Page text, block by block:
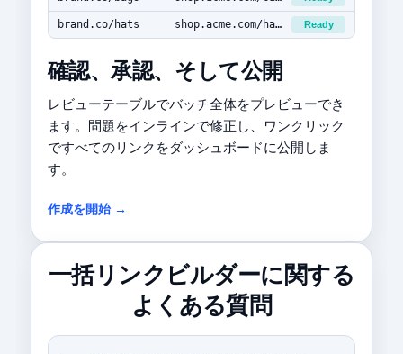
brand.co/hats shop.acme.com/hats Ready
確認、承認、そして公開
レビューテーブルでバッチ全体をプレビューでき
ます。問題をインラインで修正し、ワンクリック
ですべてのリンクをダッシュボードに公開しま
す。
作成を開始 →
一括リンクビルダーに関する
よくある質問